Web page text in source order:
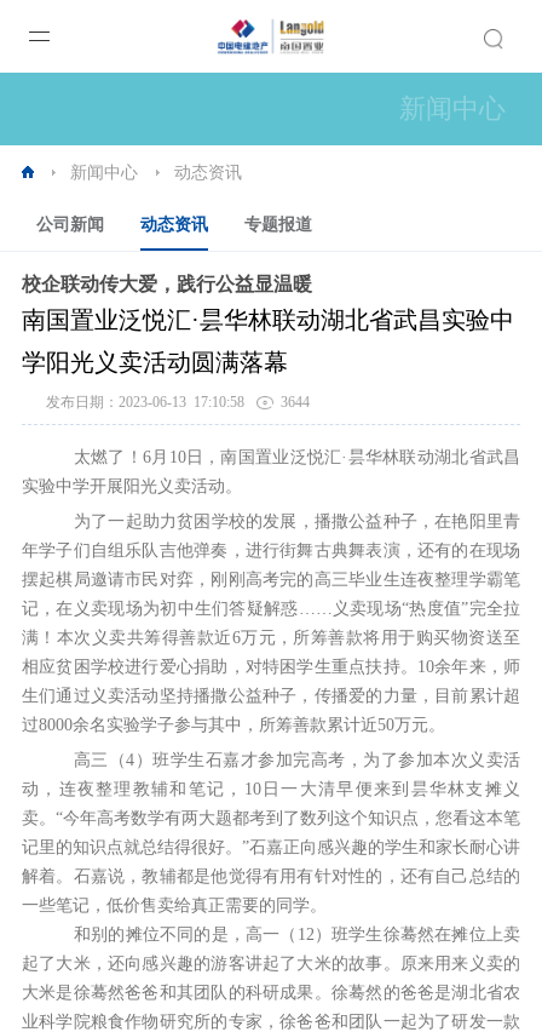
新闻中心
新闻中心 动态资讯
公司新闻 动态资讯 专题报道
校企联动传大爱，践行公益显温暖
南国置业泛悦汇·昙华林联动湖北省武昌实验中
学阳光义卖活动圆满落幕
发布日期：2023-06-13 17:10:58 3644
太燃了！6月10日，南国置业泛悦汇·昙华林联动湖北省武昌
实验中学开展阳光义卖活动。
为了一起助力贫困学校的发展，播撒公益种子，在艳阳里青
年学子们自组乐队吉他弹奏，进行街舞古典舞表演，还有的在现场
摆起棋局邀请市民对弈，刚刚高考完的高三毕业生连夜整理学霸笔
记，在义卖现场为初中生们答疑解惑……义卖现场“热度值”完全拉
满！本次义卖共筹得善款近6万元，所筹善款将用于购买物资送至
相应贫困学校进行爱心捐助，对特困学生重点扶持。10余年来，师
生们通过义卖活动坚持播撒公益种子，传播爱的力量，目前累计超
过8000余名实验学子参与其中，所筹善款累计近50万元。
高三（4）班学生石嘉才参加完高考，为了参加本次义卖活
动，连夜整理教辅和笔记，10日一大清早便来到昙华林支摊义
卖。“今年高考数学有两大题都考到了数列这个知识点，您看这本笔
记里的知识点就总结得很好。”石嘉正向感兴趣的学生和家长耐心讲
解着。石嘉说，教辅都是他觉得有用有针对性的，还有自己总结的
一些笔记，低价售卖给真正需要的同学。
和别的摊位不同的是，高一（12）班学生徐蓦然在摊位上卖
起了大米，还向感兴趣的游客讲起了大米的故事。原来用来义卖的
大米是徐蓦然爸爸和其团队的科研成果。徐蓦然的爸爸是湖北省农
业科学院粮食作物研究所的专家，徐爸爸和团队一起为了研发一款